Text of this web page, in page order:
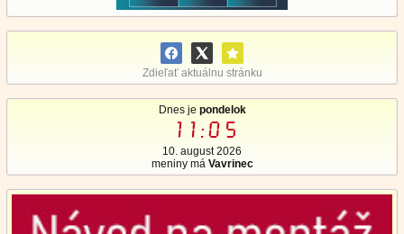
Zdieľať aktuálnu stránku
Dnes je pondelok
11:05
10. august 2026
meniny má Vavrinec